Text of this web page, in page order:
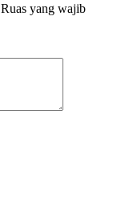
Ruas yang wajib